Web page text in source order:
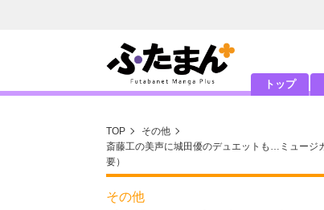
トップ
TOP
その他
斎藤工の美声に城田優のデュエットも…ミュージ
要）
その他